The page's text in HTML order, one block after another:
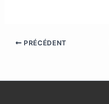
PRÉCÉDENT